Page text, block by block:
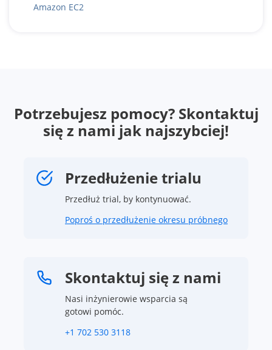
Amazon EC2
Potrzebujesz pomocy? Skontaktuj
się z nami jak najszybciej!
Przedłużenie trialu
Przedłuż trial, by kontynuować.
Poproś o przedłużenie okresu próbnego
Skontaktuj się z nami
Nasi inżynierowie wsparcia są
gotowi pomóc.
+1 702 530 3118